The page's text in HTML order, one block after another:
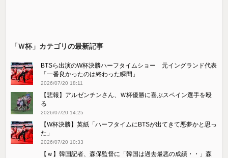
「Ｗ杯」カテゴリの最新記事
BTSら出演のW杯決勝ハーフタイムショー 元イングランド代表
「一番良かったのは終わった瞬間」
2026/07/20 18:11
【悲報】アルゼンチンさん、Ｗ杯優勝に喜ぶスペイン選手を殴
る
2026/07/20 14:25
【W杯決勝】英紙「ハーフタイムにBTSが出てきて悪夢かと思っ
た」
2026/07/20 10:33
【ｗ】韓国記者、森保監督に「韓国は過去最悪の成績・・」森